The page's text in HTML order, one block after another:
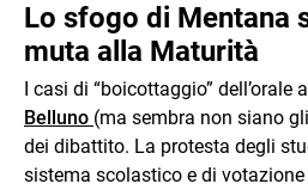
Lo sfogo di Mentana
muta alla Maturità
I casi di “boicottaggio” dell’orale
Belluno (ma sembra non siano
dei dibattito. La protesta degli
sistema scolastico e di